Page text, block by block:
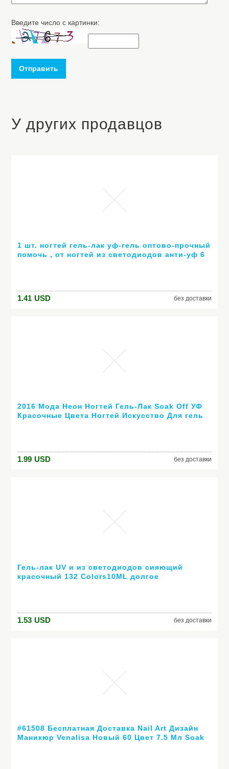
Введите число с картинки:
Отправить
У других продавцов
1 шт. ногтей гель-лак уф-гель оптово-прочный
помочь , от ногтей из светодиодов анти-уф 6
1.41 USD без доставки
2016 Мода Неон Ногтей Гель-Лак Soak Off УФ
Красочные Цвета Ногтей Искусство Для гель
1.99 USD без доставки
Гель-лак UV и из светодиодов сияющий
красочный 132 Colors10ML долгое
1.53 USD без доставки
#61508 Бесплатная Доставка Nail Art Дизайн
Маникюр Venalisa Новый 60 Цвет 7.5 Мл Soak